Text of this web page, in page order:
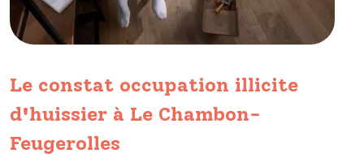
Le constat occupation illicite
d'huissier à Le Chambon-
Feugerolles